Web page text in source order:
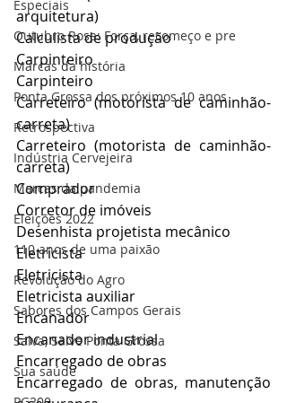
Especiais
Outubro Rosa: Força, recomeço e pre
Marcas da história
Ponta Grossa dos próximos 10 anos
Retrospectiva
Indústria Cervejeira
Marcas da pandemia
Eleições 2022
110 anos de uma paixão
Revolução do Agro
Sabores dos Campos Gerais
Salva, Salve Ponta Grossa
Sua saúde
arquitetura)
Calculista de produção
Carpinteiro
Carpinteiro
Carreteiro (motorista de caminhão-
carreta)
Carreteiro (motorista de caminhão-
carreta)
Comprador
Corretor de imóveis
Desenhista projetista mecânico
Eletricista
Eletricista
Eletricista auxiliar
Encanador
Encanador industrial
Encarregado de obras
Encarregado de obras, manutenção